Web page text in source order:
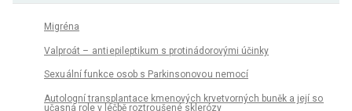
Migréna
Valproát – anti epileptikum s protinádorovými účinky
Sexu ální funkce osob s Parkinsonovo u nemocí
Autologní transplantace kmenových krvetvorných buněk a její so
učasná role v léčbě roztro ušené sklerózy